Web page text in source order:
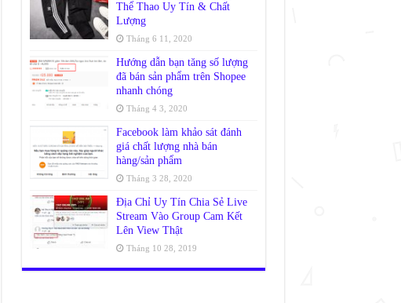
Thể Thao Uy Tín & Chất
Lượng
Tháng 6 11, 2020
Hướng dẫn bạn tăng số lượng
đã bán sản phẩm trên Shopee
nhanh chóng
Tháng 4 3, 2020
Facebook làm khảo sát đánh
giá chất lượng nhà bán
hàng/sản phẩm
Tháng 3 28, 2020
Địa Chỉ Uy Tín Chia Sẻ Live
Stream Vào Group Cam Kết
Lên View Thật
Tháng 10 28, 2019